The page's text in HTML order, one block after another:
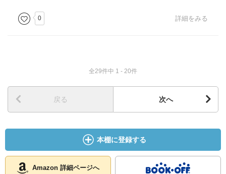
宇宙は無意味なことはしません。
この生活に必要なものはすべて、
必要な時に知ることができます。
情報が来る時は本当に必要なその時にやってくるのです。
0 詳細をみる
全29件中 1 - 20件
戻る 次へ
本棚に登録する
Amazon 詳細ページへ